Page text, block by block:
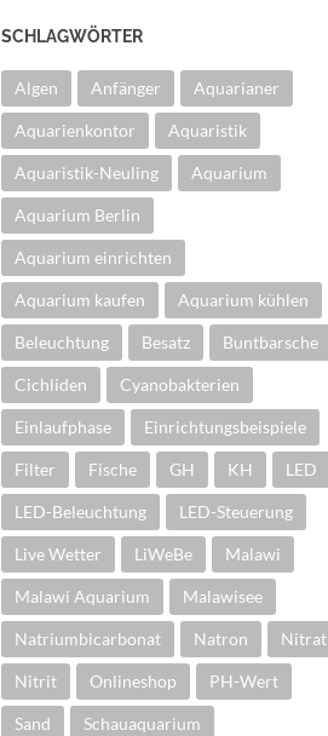
SCHLAGWÖRTER
Algen Anfänger Aquarianer
Aquarienkontor Aquaristik
Aquaristik-Neuling Aquarium
Aquarium Berlin
Aquarium einrichten
Aquarium kaufen Aquarium kühlen
Beleuchtung Besatz Buntbarsche
Cichliden Cyanobakterien
Einlaufphase Einrichtungsbeispiele
Filter Fische GH KH LED
LED-Beleuchtung LED-Steuerung
Live Wetter LiWeBe Malawi
Malawi Aquarium Malawisee
Natriumbicarbonat Natron Nitrat
Nitrit Onlineshop PH-Wert
Sand Schauaquarium